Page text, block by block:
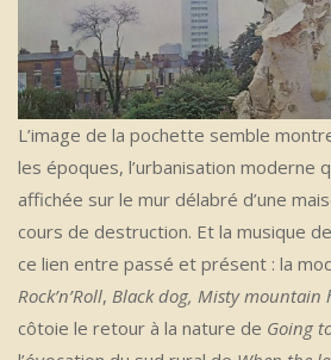
L’image de la pochette semble
les époques, l’urbanisation moderne
affichée sur le mur délabré d’une
cours de destruction. Et la musique
ce lien entre passé et présent : la
Rock’n’Roll, Black dog, Misty mountain
côtoie le retour à la nature de Going